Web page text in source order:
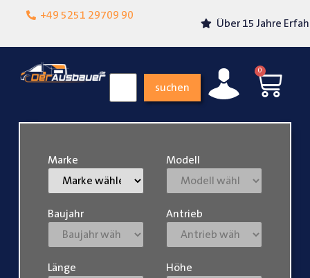
+49 5251 29709 90
Lokalgeschäft in
Über 15 Jahre Erfahrung
suchen
0
Marke Modell
Baujahr Antrieb
Länge Höhe